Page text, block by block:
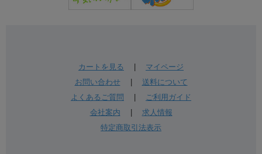
カートを見る
マイページ
お問い合わせ| 送料について
よくあるご質問
ご利用ガイド
会社案内
求人情報
特定商取引法表示